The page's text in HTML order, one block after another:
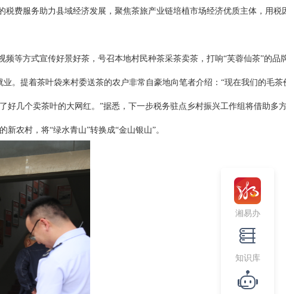
税费服务助力县域经济发展，聚焦茶旅产业链培植市场经济优质主体，用税
频等方式宣传好景好茶，号召本地村民种茶采茶卖茶，打响“芙蓉仙茶”的品
。提着茶叶袋来村委送茶的农户非常自豪地向笔者介绍： “现在我们的毛茶
几个卖茶叶的大网红。”据悉，下一步税务驻点乡村振兴工作组将借助多
农村，将“绿水青山”转换成“金山银山”。
湘易办
知识库